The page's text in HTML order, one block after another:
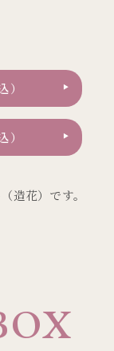
造花）です。